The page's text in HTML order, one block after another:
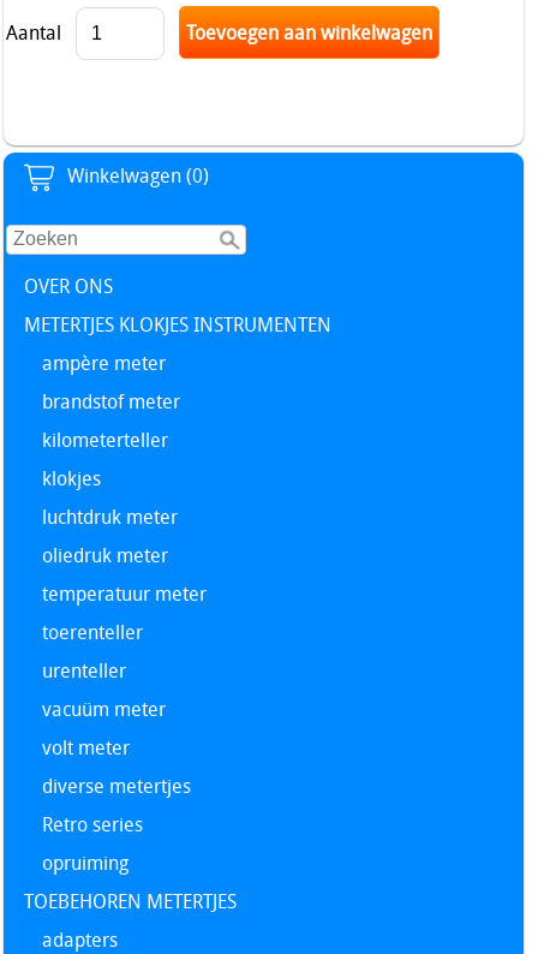
Winkelwagen (0)
OVER ONS
METERTJES KLOKJES INSTRUMENTEN
ampère meter
brandstof meter
kilometerteller
klokjes
luchtdruk meter
oliedruk meter
temperatuur meter
toerenteller
urenteller
vacuüm meter
volt meter
diverse metertjes
Retro series
opruiming
TOEBEHOREN METERTJES
adapters
Aantal